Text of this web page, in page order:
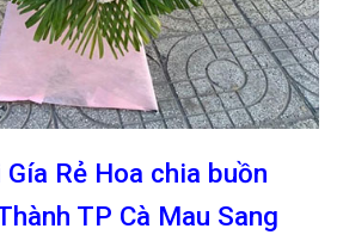
Rẻ Hoa chia buồn
TP Cà Mau Sang